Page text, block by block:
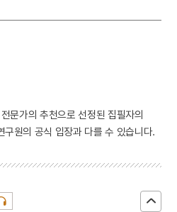
문가의 추천으로 선정된 집필자의
구원의 공식 입장과 다를 수 있습니다.